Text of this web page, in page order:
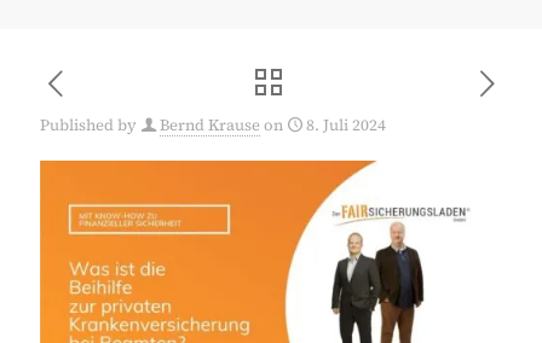
Published by Bernd Krause on 8. Juli 2024